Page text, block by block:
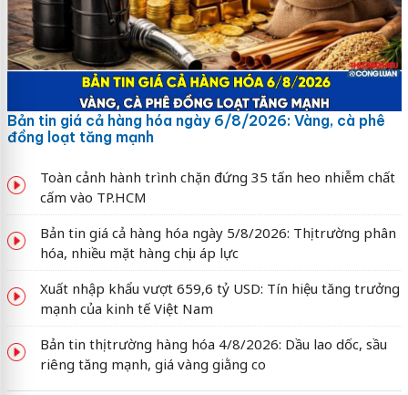
Bản tin giá cả hàng hóa ngày 6/8/2026: Vàng, cà phê
đồng loạt tăng mạnh
Toàn cảnh hành trình chặn đứng 35 tấn heo nhiễm chất
cấm vào TP.HCM
Bản tin giá cả hàng hóa ngày 5/8/2026: Thị trường phân
hóa, nhiều mặt hàng chịu áp lực
Xuất nhập khẩu vượt 659,6 tỷ USD: Tín hiệu tăng trưởng
mạnh của kinh tế Việt Nam
Bản tin thị trường hàng hóa 4/8/2026: Dầu lao dốc, sầu
riêng tăng mạnh, giá vàng giằng co